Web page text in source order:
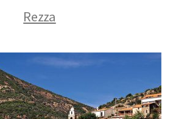
Rezza